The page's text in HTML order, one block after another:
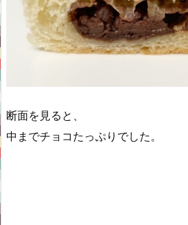
断面を見ると、
中までチョコたっぷりでした。